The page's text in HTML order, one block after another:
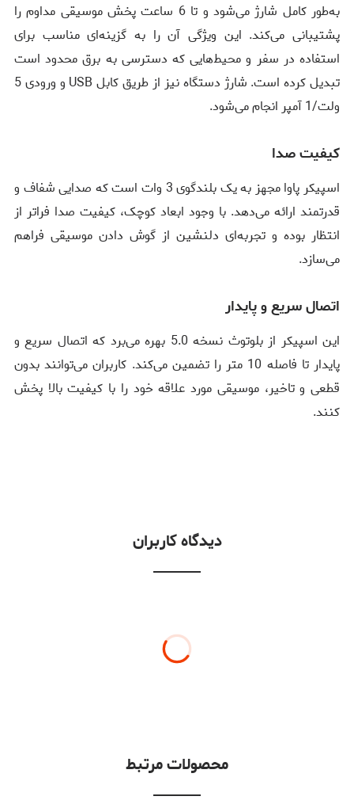
به‌طور کامل شارژ می‌شود و تا 6 ساعت پخش موسیقی مداوم را
پشتیبانی می‌کند. این ویژگی آن را به گزینه‌ای مناسب برای
استفاده در سفر و محیط‌هایی که دسترسی به برق محدود است
تبدیل کرده است. شارژ دستگاه نیز از طریق کابل USB و ورودی 5
ولت/1 آمپر انجام می‌شود.
کیفیت صدا
اسپیکر پاوا مجهز به یک بلندگوی 3 وات است که صدایی شفاف و
قدرتمند ارائه می‌دهد. با وجود ابعاد کوچک، کیفیت صدا فراتر از
انتظار بوده و تجربه‌ای دلنشین از گوش دادن موسیقی فراهم
می‌سازد.
اتصال سریع و پایدار
این اسپیکر از بلوتوث نسخه 5.0 بهره می‌برد که اتصال سریع و
پایدار تا فاصله 10 متر را تضمین می‌کند. کاربران می‌توانند بدون
قطعی و تاخیر، موسیقی مورد علاقه خود را با کیفیت بالا پخش
کنند.
دیدگاه کاربران
محصولات مرتبط